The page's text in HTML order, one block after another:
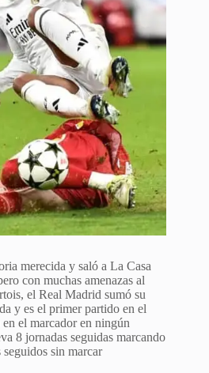
merecida y saló a La Casa
con muchas amenazas al
el Real Madrid sumó su
y es el primer partido en el
el marcador en ningún
8 jornadas seguidas marcando
sin marcar